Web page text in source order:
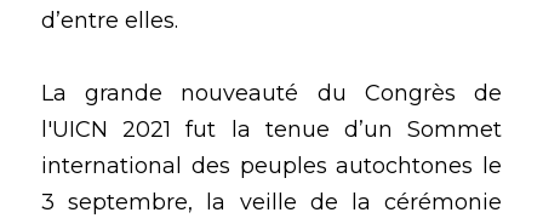
d’entre elles.
La grande nouveauté du Congrès de
l'UICN 2021 fut la tenue d’un Sommet
international des peuples autochtones le
3 septembre, la veille de la cérémonie